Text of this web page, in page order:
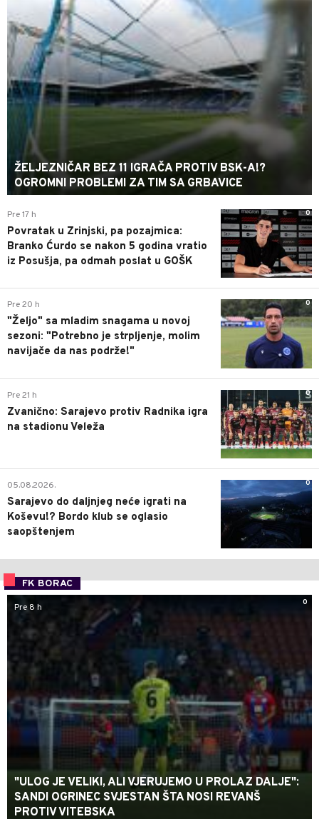
ŽELJEZNIČAR BEZ 11 IGRAČA PROTIV BSK-A!?
OGROMNI PROBLEMI ZA TIM SA GRBAVICE
0
Pre 17 h
Povratak u Zrinjski, pa pozajmica:
Branko Ćurdo se nakon 5 godina vratio
iz Posušja, pa odmah poslat u GOŠK
0
Pre 20 h
"Željo" sa mladim snagama u novoj
sezoni: "Potrebno je strpljenje, molim
navijače da nas podrže!"
0
Pre 21 h
Zvanično: Sarajevo protiv Radnika igra
na stadionu Veleža
0
05.08.2026.
Sarajevo do daljnjeg neće igrati na
Koševu!? Bordo klub se oglasio
saopštenjem
FK BORAC
0
Pre 8 h
"ULOG JE VELIKI, ALI VJERUJEMO U PROLAZ DALJE":
SANDI OGRINEC SVJESTAN ŠTA NOSI REVANŠ
PROTIV VITEBSKA